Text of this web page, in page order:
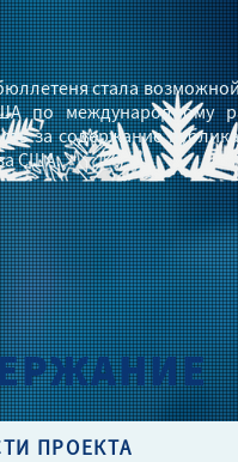
стала
по международному
за содержание
США.
ПРОЕКТА